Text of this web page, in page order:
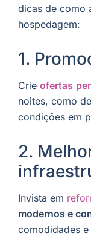
dicas de como
hospedagem:
1.
Crie ofertas
noites, como
condições em
2.
Invista em
modernos e
comodidades